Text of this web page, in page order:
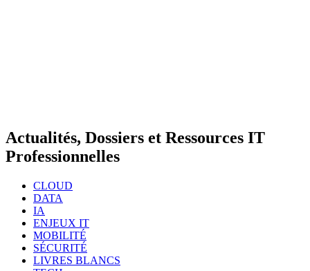
Actualités, Dossiers et Ressources IT
Professionnelles
CLOUD
DATA
IA
ENJEUX IT
MOBILITÉ
SÉCURITÉ
LIVRES BLANCS